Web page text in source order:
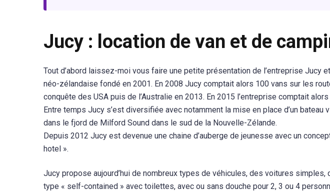
Jucy : location de van et de
Tout d’abord laissez-moi vous faire une petite présentation de l’entreprise Jucy
néo-zélandaise fondé en 2001. En 2008 Jucy comptait alors 100 vans sur les
conquête des USA puis de l’Australie en 2013. En 2015 l’entreprise comptait
Entre temps Jucy s’est diversifiée avec notamment la mise en place d’un
dans le fjord de Milford Sound dans le sud de la Nouvelle-Zélande.
Depuis 2012 Jucy est devenue une chaine d’auberge de jeunesse avec un
hotel ».
Jucy propose aujourd’hui de nombreux types de véhicules, des voitures
type « self-contained » avec toilettes, avec ou sans douche pour 2, 3 ou 4